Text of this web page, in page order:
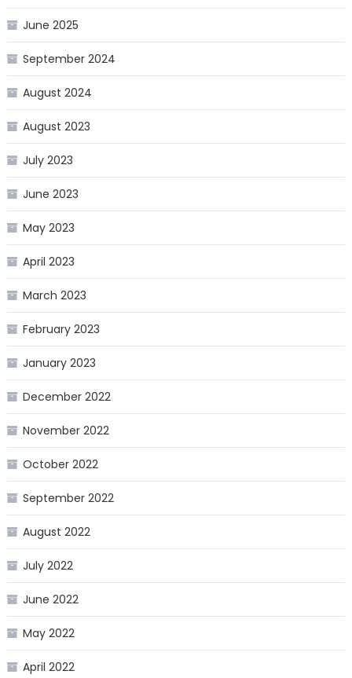
June 2025
September 2024
August 2024
August 2023
July 2023
June 2023
May 2023
April 2023
March 2023
February 2023
January 2023
December 2022
November 2022
October 2022
September 2022
August 2022
July 2022
June 2022
May 2022
April 2022